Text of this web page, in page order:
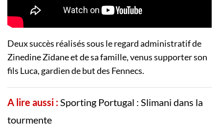
Deux succès réalisés sous le regard administratif de
Zinedine Zidane et de sa famille, venus supporter son
fils Luca, gardien de but des Fennecs.
A lire aussi : Sporting Portugal : Slimani dans la
tourmente